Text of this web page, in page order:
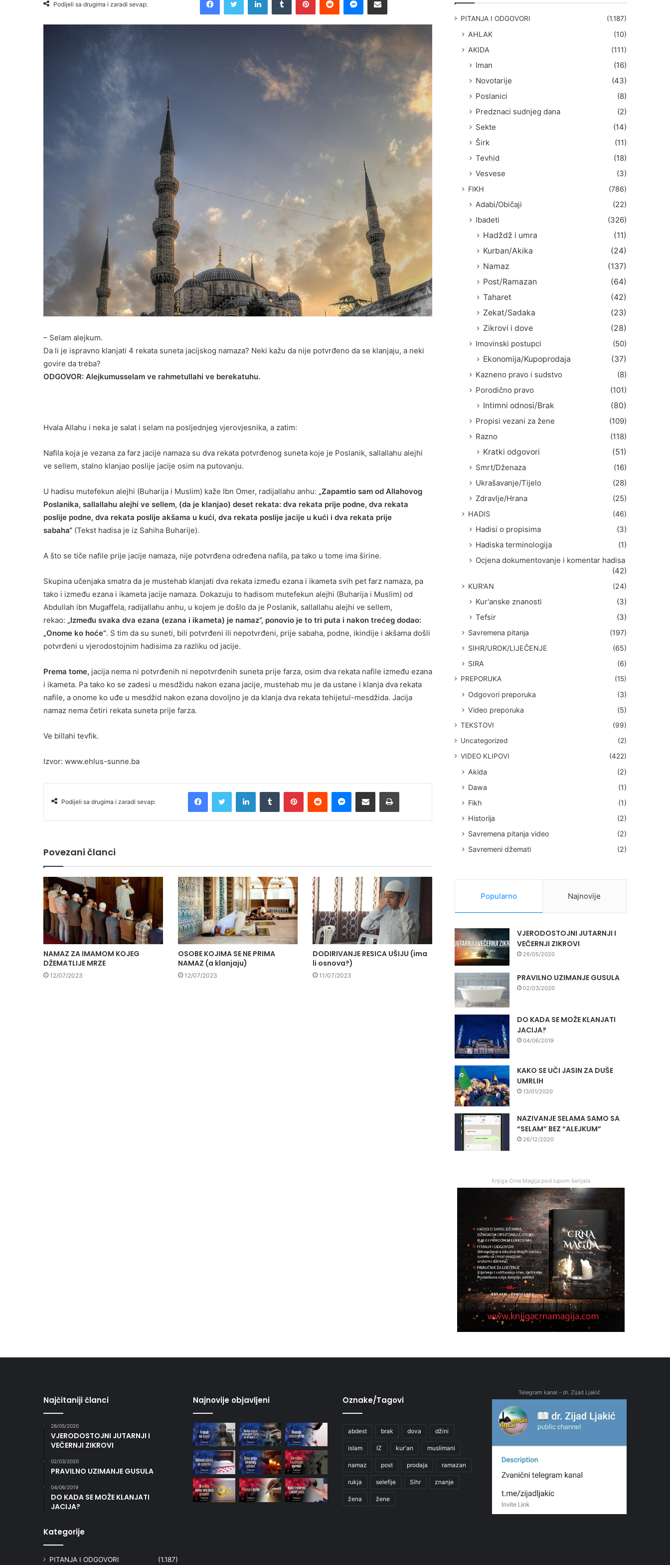
Podijeli sa drugima i zaradi sevap:
– Selam alejkum.
Da li je ispravno klanjati 4 rekata suneta jacijskog namaza? Neki kažu da nije potvrđeno da se klanjaju, a neki
govire da treba?
ODGOVOR: Alejkumusselam ve rahmetullahi ve berekatuhu.
Hvala Allahu i neka je salat i selam na posljednjeg vjerovjesnika, a zatim:
Nafila koja je vezana za farz jacije namaza su dva rekata potvrđenog suneta koje je Poslanik, sallallahu alejhi
ve sellem, stalno klanjao poslije jacije osim na putovanju.
U hadisu mutefekun alejhi (Buharija i Muslim) kaže Ibn Omer, radijallahu anhu: „Zapamtio sam od Allahovog
Poslanika, sallallahu alejhi ve sellem, (da je klanjao) deset rekata: dva rekata prije podne, dva rekata
poslije podne, dva rekata poslije akšama u kući, dva rekata poslije jacije u kući i dva rekata prije
sabaha“ (Tekst hadisa je iz Sahiha Buharije).
A što se tiče nafile prije jacije namaza, nije potvrđena određena nafila, pa tako u tome ima širine.
Skupina učenjaka smatra da je mustehab klanjati dva rekata između ezana i ikameta svih pet farz namaza, pa
tako i između ezana i ikameta jacije namaza. Dokazuju to hadisom mutefekun alejhi (Buharija i Muslim) od
Abdullah ibn Mugaffela, radijallahu anhu, u kojem je došlo da je Poslanik, sallallahu alejhi ve sellem,
rekao: „Između svaka dva ezana (ezana i ikameta) je namaz“, ponovio je to tri puta i nakon trećeg dodao:
„Onome ko hoće“. S tim da su suneti, bili potvrđeni ili nepotvrđeni, prije sabaha, podne, ikindije i akšama došli
potvrđeni u vjerodostojnim hadisima za razliku od jacije.
Prema tome, jacija nema ni potvrđenih ni nepotvrđenih suneta prije farza, osim dva rekata nafile između ezana
i ikameta. Pa tako ko se zadesi u mesdžidu nakon ezana jacije, mustehab mu je da ustane i klanja dva rekata
nafile, a onome ko uđe u mesdžid nakon ezana dovoljno je da klanja dva rekata tehijetul-mesdžida. Jacija
namaz nema četiri rekata suneta prije farza.
Ve billahi tevfik.
Izvor: www.ehlus-sunne.ba
Podijeli sa drugima i zaradi sevap:
Povezani članci
NAMAZ ZA IMAMOM KOJEG
DŽEMATLIJE MRZE
12/07/2023
OSOBE KOJIMA SE NE PRIMA
NAMAZ (a klanjaju)
12/07/2023
DODIRIVANJE RESICA UŠIJU (ima
li osnova?)
11/07/2023
PITANJA I ODGOVORI (1.187)
AHLAK
(10)
AKIDA
(111)
Iman
(16)
Novotarije
(43)
Poslanici
(8)
Predznaci sudnjeg dana
(2)
Sekte
(14)
Širk
(11)
Tevhid
(18)
Vesvese
(3)
FIKH (786)
Adabi/Običaji
(22)
Ibadeti
(326)
Hadždž i umra
(11)
Kurban/Akika
(24)
Namaz
(137)
Post/Ramazan
(64)
Taharet
(42)
Zekat/Sadaka
(23)
Zikrovi i dove
(28)
Imovinski postupci
(50)
Ekonomija/Kupoprodaja
(37)
Kazneno pravo i sudstvo
(8)
Porodično pravo
(101)
Intimni odnosi/Brak
(80)
Propisi vezani za žene
(109)
Razno
(118)
Kratki odgovori
(51)
Smrt/Dženaza
(16)
Ukrašavanje/Tijelo
(28)
Zdravlje/Hrana
(25)
HADIS (46)
Hadisi o propisima
(3)
Hadiska terminologija
(1)
Ocjena dokumentovanje i komentar hadisa
(42)
KUR'AN (24)
Kur'anske znanosti
(3)
Tefsir
(3)
Savremena pitanja
(197)
SIHR/UROK/LIJEČENJE
(65)
SIRA
(6)
PREPORUKA (15)
Odgovori preporuka
(3)
Video preporuka
(5)
TEKSTOVI
(99)
Uncategorized
(2)
VIDEO KLIPOVI
(422)
Akida
(2)
Dawa
(1)
Fikh
(1)
Historija
(2)
Savremena pitanja video
(2)
Savremeni džemati
(2)
Popularno Najnovije
VJERODOSTOJNI JUTARNJI I
VEČERNJI ZIKROVI
26/05/2020
PRAVILNO UZIMANJE GUSULA
02/03/2020
DO KADA SE MOŽE KLANJATI
JACIJA?
04/06/2019
KAKO SE UČI JASIN ZA DUŠE
UMRLIH
13/01/2020
NAZIVANJE SELAMA SAMO SA
“SELAM” BEZ “ALEJKUM”
26/12/2020
Knjiga Crna Magija pod lupom šerijata
Najčitaniji članci
26/05/2020
VJERODOSTOJNI JUTARNJI I
VEČERNJI ZIKROVI
02/03/2020
PRAVILNO UZIMANJE GUSULA
04/06/2019
DO KADA SE MOŽE KLANJATI
JACIJA?
Kategorije
PITANJA I ODGOVORI (1.187)
Najnovije objavljeni Oznake/Tagovi
abdest brak dova džini
islam IZ kur'an muslimani
namaz post prodaja ramazan
rukja selefije Sihr znanje
žena žene
Telegram kanal - dr. Zijad Ljakić